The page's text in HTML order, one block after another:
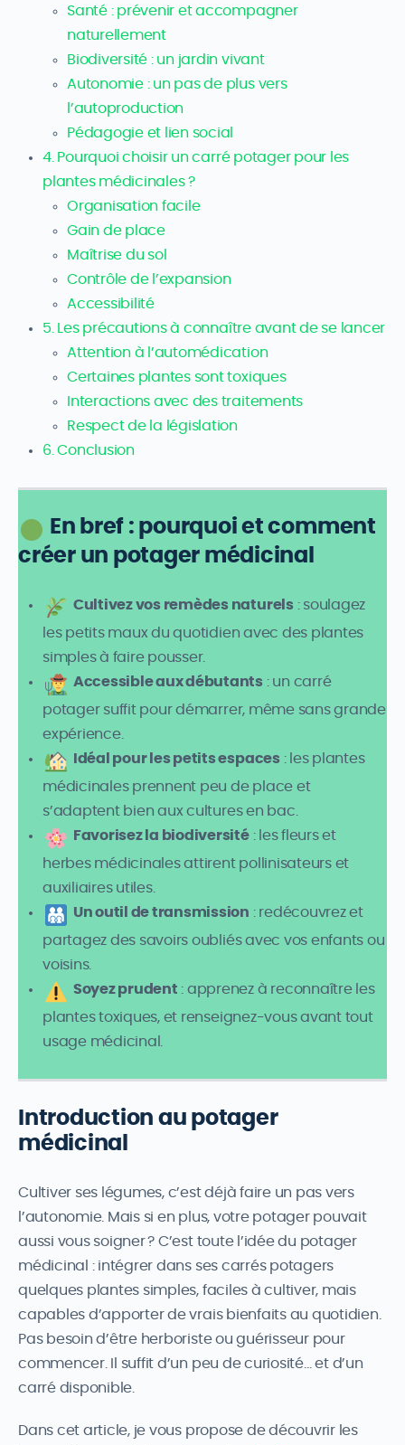
Santé : prévenir et accompagner
naturellement
Biodiversité : un jardin vivant
Autonomie : un pas de plus vers
l’autoproduction
Pédagogie et lien social
4. Pourquoi choisir un carré potager pour les
plantes médicinales ?
Organisation facile
Gain de place
Maîtrise du sol
Contrôle de l’expansion
Accessibilité
5. Les précautions à connaître avant de se lancer
Attention à l’automédication
Certaines plantes sont toxiques
Interactions avec des traitements
Respect de la législation
6. Conclusion
En bref : pourquoi et comment
créer un potager médicinal
Cultivez vos remèdes naturels: soulagez
les petits maux du quotidien avec des plantes
simples à faire pousser.
Accessible aux débutants : un carré
potager suffit pour démarrer, même sans grande
expérience.
Idéal pour les petits espaces: les plantes
médicinales prennent peu de place et
s’adaptent bien aux cultures en bac.
Favorisez la biodiversité: les fleurs et
herbes médicinales attirent pollinisateurs et
auxiliaires utiles.
Un outil de transmission : redécouvrez et
partagez des savoirs oubliés avec vos enfants ou
voisins.
Soyez prudent : apprenez à reconnaître les
plantes toxiques, et renseignez-vous avant tout
usage médicinal.
Introduction au potager
médicinal
Cultiver ses légumes, c’est déjà faire un pas vers
l’autonomie. Mais si en plus, votre potager pouvait
aussi vous soigner ? C’est toute l’idée du potager
médicinal : intégrer dans ses carrés potagers
quelques plantes simples, faciles à cultiver, mais
capables d’apporter de vrais bienfaits au quotidien.
Pas besoin d’être herboriste ou guérisseur pour
commencer. Il suffit d’un peu de curiosité… et d’un
carré disponible.
Dans cet article, je vous propose de découvrir les